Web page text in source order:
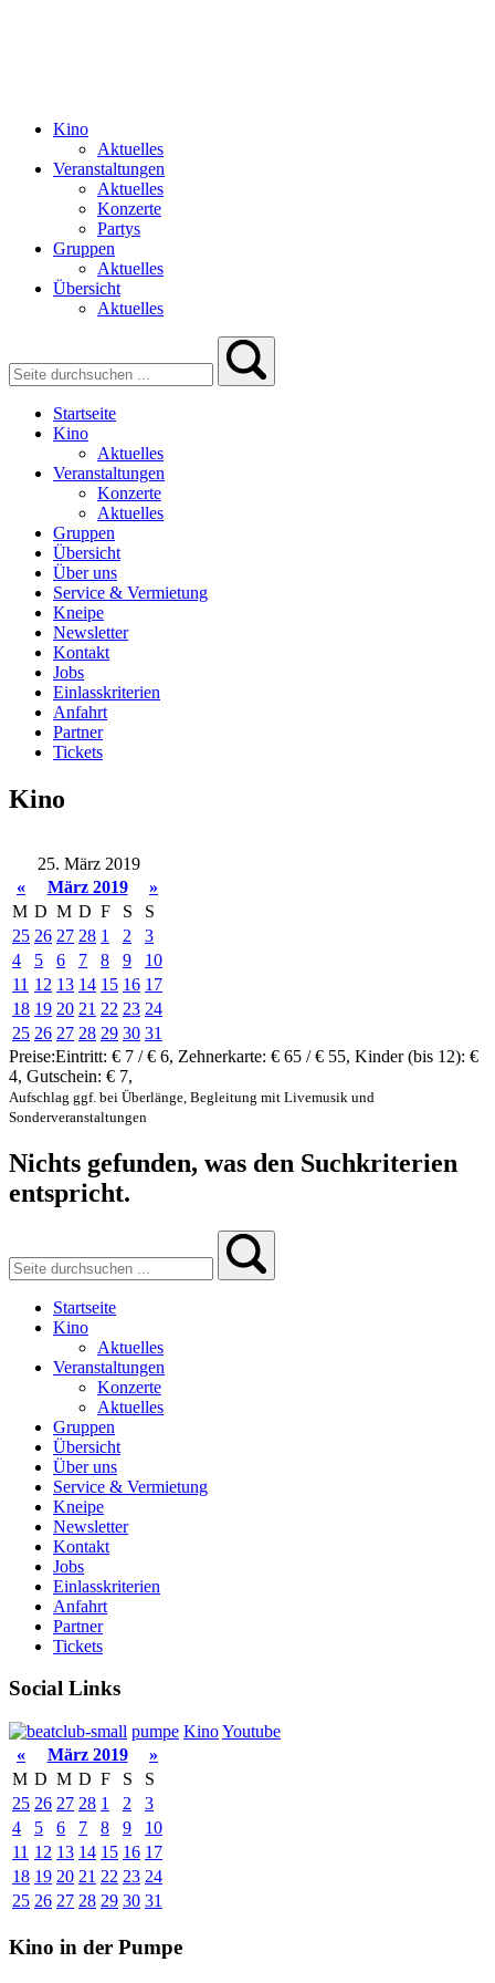
Kino
Aktuelles
Veranstaltungen
Aktuelles
Konzerte
Partys
Gruppen
Aktuelles
Übersicht
Aktuelles
Startseite
Kino
Aktuelles
Veranstaltungen
Konzerte
Aktuelles
Gruppen
Übersicht
Über uns
Service & Vermietung
Kneipe
Newsletter
Kontakt
Jobs
Einlasskriterien
Anfahrt
Partner
Tickets
Kino
25. März 2019
«
März 2019
»
M D M D F S
S
25 26 27 28 1 2
3
4
5 6 7 8 9
10
11 12 13 14 15 16 17
18 19 20 21 22 23 24
25 26 27 28 29 30 31
Preise:Eintritt: € 7 / € 6, Zehnerkarte: € 65 / € 55, Kinder (bis 12): €
4, Gutschein: € 7,
Aufschlag ggf. bei Überlänge, Begleitung mit Livemusik und
Sonderveranstaltungen
Nichts gefunden, was den Suchkriterien
entspricht.
Startseite
Kino
Aktuelles
Veranstaltungen
Konzerte
Aktuelles
Gruppen
Übersicht
Über uns
Service & Vermietung
Kneipe
Newsletter
Kontakt
Jobs
Einlasskriterien
Anfahrt
Partner
Tickets
Social Links
pumpe KinoYoutube
«
März 2019
»
M D M D F S
S
25 26 27 28 1 2
3
4
5 6 7 8 9
10
11 12 13 14 15 16 17
18 19 20 21 22 23 24
25 26 27 28 29 30 31
Kino in der Pumpe